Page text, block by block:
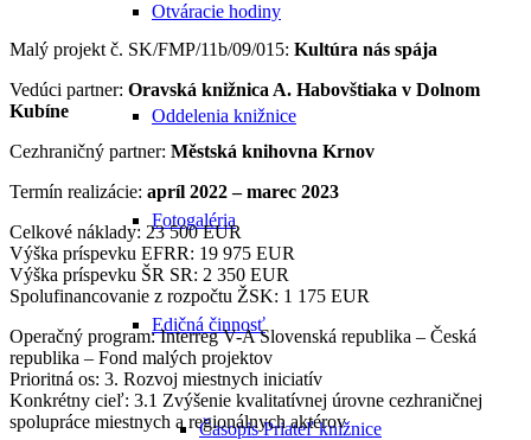
Otváracie hodiny
Oddelenia knižnice
Fotogaléria
Edičná činnosť
Časopis Priateľ knižnice
Malý projekt č. SK/FMP/11b/09/015: Kultúra nás spája
Vedúci partner: Oravská knižnica A. Habovštiaka v Dolnom
Kubíne
Cezhraničný partner: Městská knihovna Krnov
Termín realizácie: apríl 2022 – marec 2023
Celkové náklady: 23 500 EUR
Výška príspevku EFRR: 19 975 EUR
Výška príspevku ŠR SR: 2 350 EUR
Spolufinancovanie z rozpočtu ŽSK: 1 175 EUR
Operačný program: Interreg V-A Slovenská republika – Česká
republika – Fond malých projektov
Prioritná os: 3. Rozvoj miestnych iniciatív
Konkrétny cieľ: 3.1 Zvýšenie kvalitatívnej úrovne cezhraničnej
spolupráce miestnych a regionálnych aktérov